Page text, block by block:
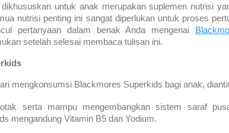
untuk anak merupakan suplemen nutrisi
nutrisi penting ini sangat diperlukan untuk proses
pertanyaan dalam benak Anda mengenai
setelah selesai membaca tulisan ini.
mengkonsumsi Blackmores Superkids bagi anak,
serta mampu mengembangkan sistem saraf
mengandung Vitamin B5 dan Yodium.